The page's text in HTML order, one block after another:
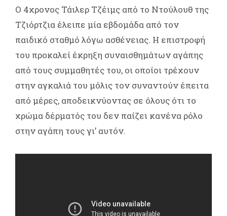
Ο 4χρονος Τάιλερ Τζέιμς από το Ντούλουθ της
Τζιόρτζια έλειπε μία εβδομάδα από τον
παιδικό σταθμό λόγω ασθένειας. Η επιστροφή
του προκαλεί έκρηξη συναισθημάτων αγάπης
από τους συμμαθητές του, οι οποίοι τρέχουν
στην αγκαλιά του μόλις τον συναντούν έπειτα
από μέρες, αποδεικνύοντας σε όλους ότι το
χρώμα δέρματός του δεν παίζει κανένα ρόλο
στην αγάπη τους γι’ αυτόν.